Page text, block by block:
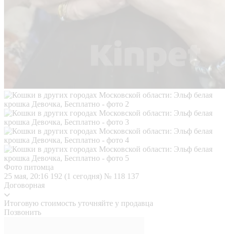
Фото питомца
25 мая, 20:16 192 (1 сегодня) № 118 137
Договорная
Итоговую стоимость уточняйте у продавца
Позвонить